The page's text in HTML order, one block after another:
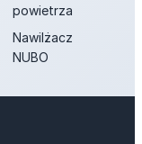
powietrza
Nawilżacz
NUBO